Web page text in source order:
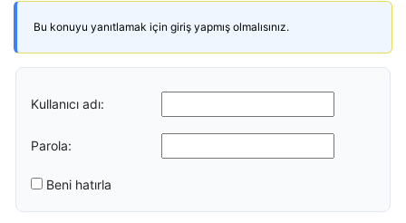
Bu konuyu yanıtlamak için giriş yapmış olmalısınız.
Kullanıcı adı:
Parola:
Beni hatırla